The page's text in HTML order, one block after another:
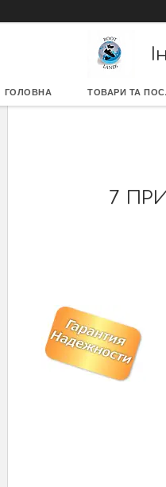
ГОЛОВНА ТОВАРИ ТА
7